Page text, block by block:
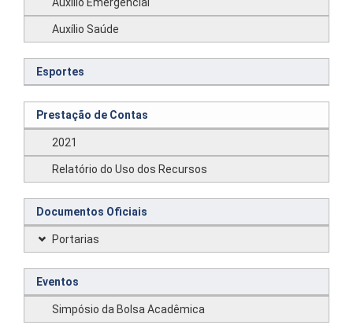
Auxílio Saúde
Esportes
Prestação de Contas
2021
Relatório do Uso dos Recursos
Documentos Oficiais
Portarias
Eventos
Simpósio da Bolsa Acadêmica